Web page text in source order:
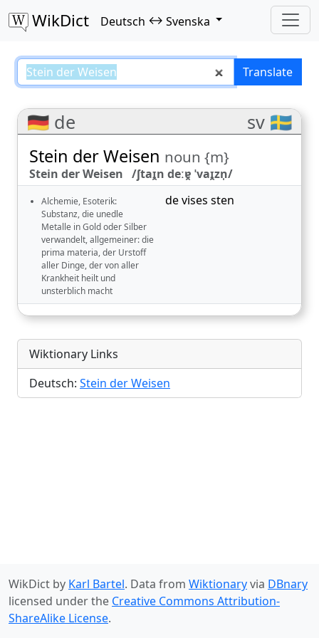
WikDict Deutsch ↔ Svenska
Stein der Weisen – Translate
🇩🇪 de sv 🇸🇪
Stein der Weisen noun {m}
Stein der Weisen /ʃtaɪ̯n deːɐ̯ ˈvaɪ̯zn̩/
Alchemie, Esoterik:
Substanz, die unedle
Metalle in Gold oder Silber
verwandelt, allgemeiner: die
prima materia, der Urstoff
aller Dinge, der von aller
Krankheit heilt und
unsterblich macht
de vises sten
Wiktionary Links
Deutsch: Stein der Weisen
WikDict by Karl Bartel. Data from Wiktionaryvia DBnary
licensed under the Creative Commons Attribution-
ShareAlike License.